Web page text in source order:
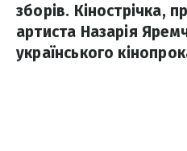
зборів. Кінострічка,
артиста Назарія
українського